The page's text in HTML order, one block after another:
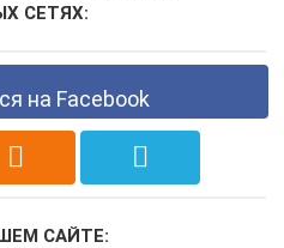
СЕТЯХ:
на Facebook
САЙТЕ: